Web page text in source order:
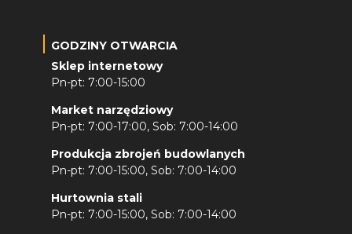
GODZINY OTWARCIA
Sklep internetowy
Pn-pt: 7:00-15:00
Market narzędziowy
Pn-pt: 7:00-17:00, Sob: 7:00-14:00
Produkcja zbrojeń budowlanych
Pn-pt: 7:00-15:00, Sob: 7:00-14:00
Hurtownia stali
Pn-pt: 7:00-15:00, Sob: 7:00-14:00